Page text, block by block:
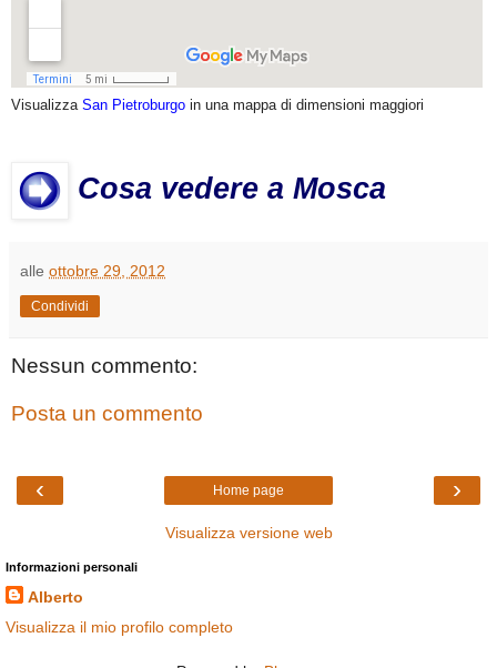
Visualizza San Pietroburgo in una mappa di dimensioni maggiori
Cosa vedere a Mosca
alle ottobre 29, 2012
Condividi
Nessun commento:
Posta un commento
‹ ›
Home page
Visualizza versione web
Informazioni personali
Alberto
Visualizza il mio profilo completo